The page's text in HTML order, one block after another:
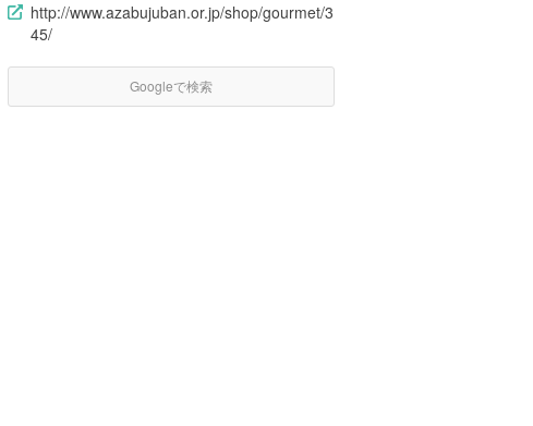
http://www.azabujuban.or.jp/shop/gourmet/3
45/
Googleで検索